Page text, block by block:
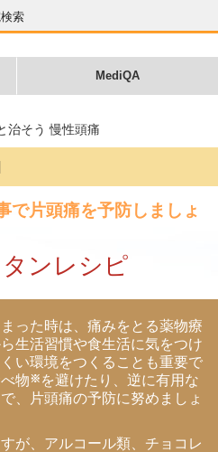
索
MediQA
治そう 慢性頭痛
で片頭痛を予防しましょ
ンレシピ
った時は、痛みをとる薬物療
生活習慣や食生活に気をつけ
い環境をつくることも重要で
物※ を避けたり、逆に有用な
、片頭痛の予防に努めましょ
が、アルコール類、チョコレ